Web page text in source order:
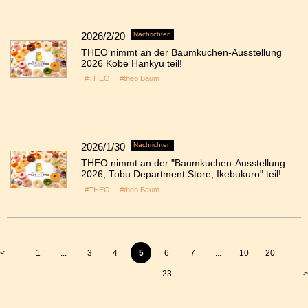
2026/2/20 Nachrichten
THEO nimmt an der Baumkuchen-Ausstellung
2026 Kobe Hankyu teil!
#THEO #theo Baum
2026/1/30 Nachrichten
THEO nimmt an der "Baumkuchen-Ausstellung
2026, Tobu Department Store, Ikebukuro" teil!
#THEO #theo Baum
1
< 3 4 5 6 7 10 20
... >
23